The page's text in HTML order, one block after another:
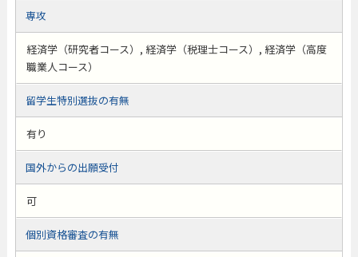
専攻
経済学（研究者コース）, 経済学（税理士コース）, 経済学（高度
職業人コース）
留学生特別選抜の有無
有り
国外からの出願受付
可
個別資格審査の有無